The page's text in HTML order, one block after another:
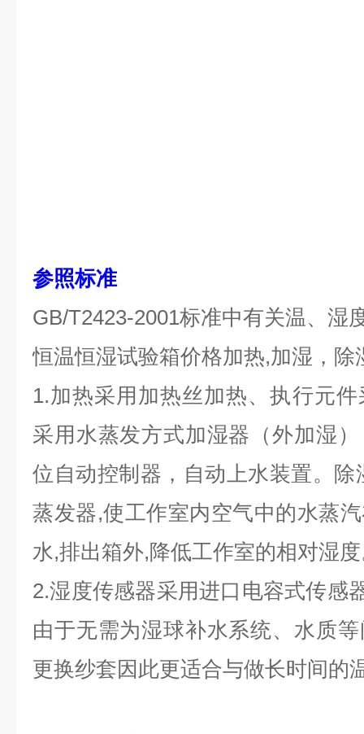
参照标准
GB/T2423-2001标准中有关温、湿
恒温恒湿试验箱价格加热,加湿，除
1.加热采用加热丝加热、执行元
采用水蒸发方式加湿器（外加湿
位自动控制器，自动上水装置。
蒸发器,使工作室内空气中的水蒸
水,排出箱外,降低工作室的相对湿
2.湿度传感器采用进口电容式传感
由于无需为湿球补水系统、水质
更换纱套因此更适合与做长时间的